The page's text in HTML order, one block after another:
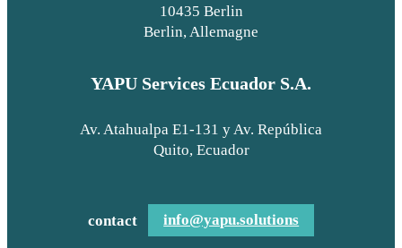
10435 Berlin
Berlin, Allemagne
YAPU Services Ecuador S.A.
Av. Atahualpa E1-131 y Av. República
Quito, Ecuador
contact info@yapu.solutions